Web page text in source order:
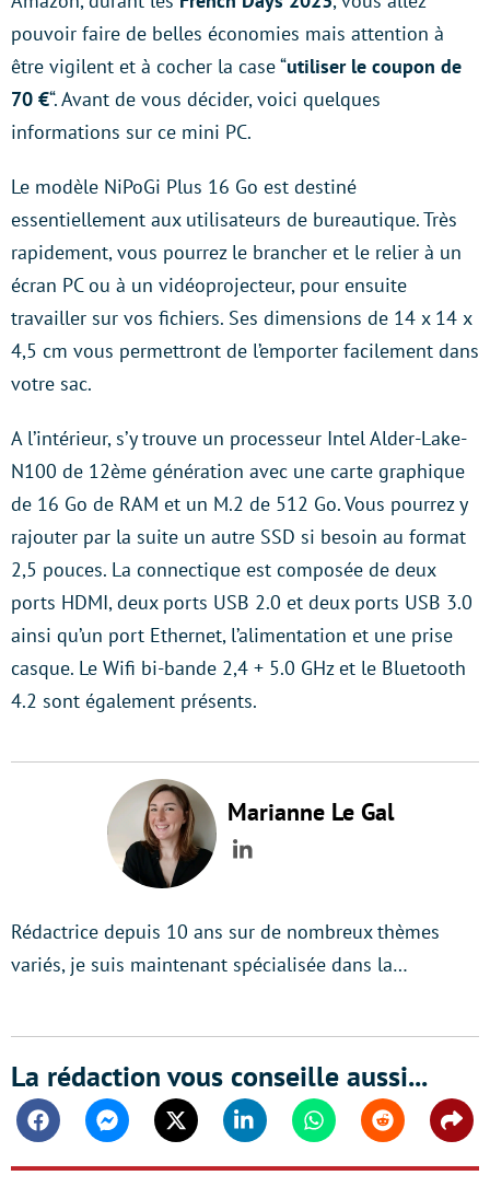
pouvoir faire de belles économies mais attention à
être vigilent et à cocher la case “utiliser le coupon de
70 €“. Avant de vous décider, voici quelques
informations sur ce mini PC.
Le modèle NiPoGi Plus 16 Go est destiné
essentiellement aux utilisateurs de bureautique. Très
rapidement, vous pourrez le brancher et le relier à un
écran PC ou à un vidéoprojecteur, pour ensuite
travailler sur vos fichiers. Ses dimensions de 14 x 14 x
4,5 cm vous permettront de l’emporter facilement dans
votre sac.
A l’intérieur, s’y trouve un processeur Intel Alder-Lake-
N100 de 12ème génération avec une carte graphique
de 16 Go de RAM et un M.2 de 512 Go. Vous pourrez y
rajouter par la suite un autre SSD si besoin au format
2,5 pouces. La connectique est composée de deux
ports HDMI, deux ports USB 2.0 et deux ports USB 3.0
ainsi qu’un port Ethernet, l’alimentation et une prise
casque. Le Wifi bi-bande 2,4 + 5.0 GHz et le Bluetooth
4.2 sont également présents.
Marianne Le Gal
LinkedIn
Rédactrice depuis 10 ans sur de nombreux thèmes
variés, je suis maintenant spécialisée dans la…
La rédaction vous conseille aussi...
FacebookMessengerTwitter Linkedin WhatsappReddit